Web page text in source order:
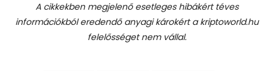
A cikkekben megjelenő esetleges hibákért téves
információkból eredendő anyagi károkért a kriptoworld.hu
felelősséget nem vállal.